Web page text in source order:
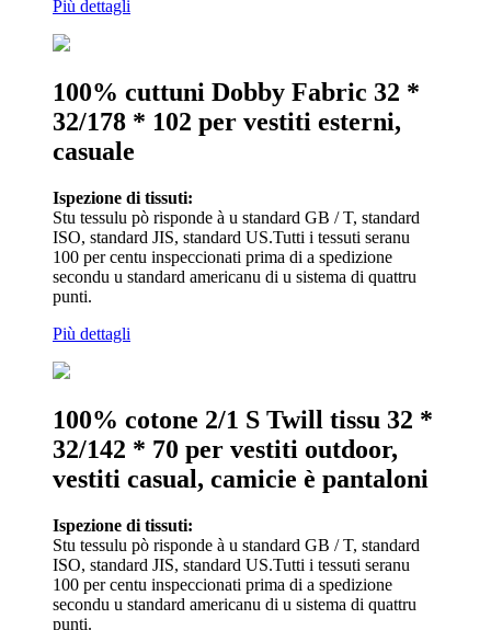
Più dettagli
100% cuttuni Dobby Fabric 32 *
32/178 * 102 per vestiti esterni,
casuale
Ispezione di tissuti:
Stu tessulu pò risponde à u standard GB / T, standard
ISO, standard JIS, standard US.Tutti i tessuti seranu
100 per centu inspeccionati prima di a spedizione
secondu u standard americanu di u sistema di quattru
punti.
Più dettagli
100% cotone 2/1 S Twill tissu 32 *
32/142 * 70 per vestiti outdoor,
vestiti casual, camicie è pantaloni
Ispezione di tissuti:
Stu tessulu pò risponde à u standard GB / T, standard
ISO, standard JIS, standard US.Tutti i tessuti seranu
100 per centu inspeccionati prima di a spedizione
secondu u standard americanu di u sistema di quattru
punti.